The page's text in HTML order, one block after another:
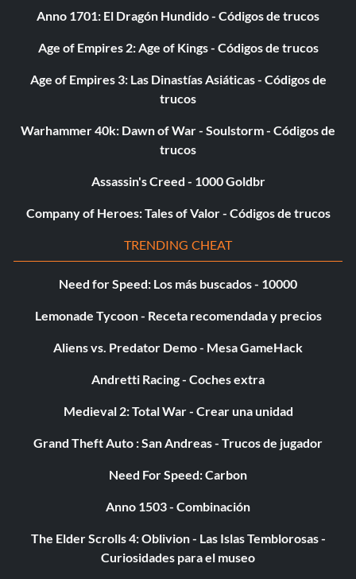
Anno 1701: El Dragón Hundido - Códigos de trucos
Age of Empires 2: Age of Kings - Códigos de trucos
Age of Empires 3: Las Dinastías Asiáticas - Códigos de
trucos
Warhammer 40k: Dawn of War - Soulstorm - Códigos de
trucos
Assassin's Creed - 1000 Goldbr
Company of Heroes: Tales of Valor - Códigos de trucos
TRENDING CHEAT
Need for Speed: Los más buscados - 10000
Lemonade Tycoon - Receta recomendada y precios
Aliens vs. Predator Demo - Mesa GameHack
Andretti Racing - Coches extra
Medieval 2: Total War - Crear una unidad
Grand Theft Auto : San Andreas - Trucos de jugador
Need For Speed: Carbon
Anno 1503 - Combinación
The Elder Scrolls 4: Oblivion - Las Islas Temblorosas -
Curiosidades para el museo